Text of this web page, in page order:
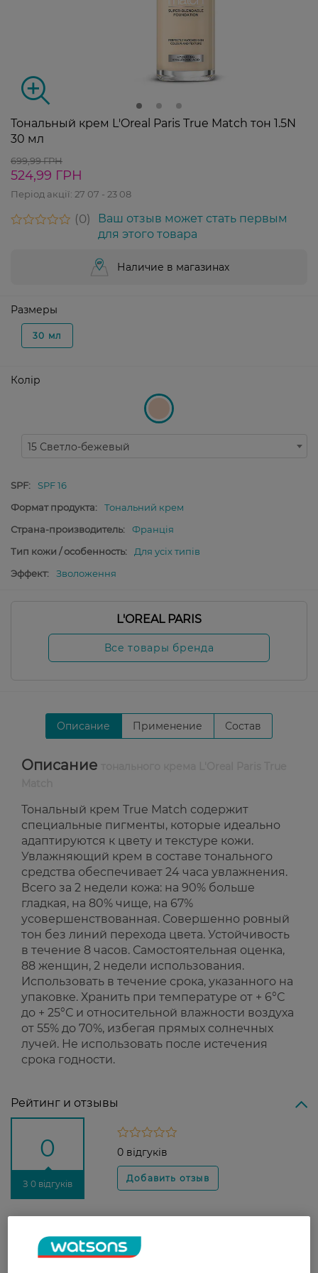
Тональный крем L'Oreal Paris True Match тон 1.5N
30 мл
699,99 ГРН
524,99 ГРН
Період акції: 27 07 - 23 08
0
Ваш отзыв может стать первым
для этого товара
Наличие в магазинах
Размеры
30 мл
Колір
15 Светло-бежевый
SPF:
SPF 16
Формат продукта:
Тональний крем
Страна-производитель:
Франція
Тип кожи / особенность:
Для усіх типів
Эффект:
Зволоження
L'OREAL PARIS
Все товары бренда
Описание Применение Состав
Описание
Тональный крем True Match содержит
специальные пигменты, которые идеально
адаптируются к цвету и текстуре кожи.
Увлажняющий крем в составе тонального
средства обеспечивает 24 часа увлажнения.
Всего за 2 недели кожа: на 90% больше
гладкая, на 80% чище, на 67%
усовершенствованная. Совершенно ровный
тон без линий перехода цвета. Устойчивость
в течение 8 часов. Самостоятельная оценка,
88 женщин, 2 недели использования.
Использовать в течение срока, указанного на
упаковке. Хранить при температуре от + 6°С
до + 25°С и относительной влажности воздуха
от 55% до 70%, избегая прямых солнечных
лучей. Не использовать после истечения
срока годности.
Рейтинг и отзывы
0
З 0 відгуків
0 відгуків
Новая почта